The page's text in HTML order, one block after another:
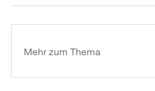
Informationen
Mehr zum Thema